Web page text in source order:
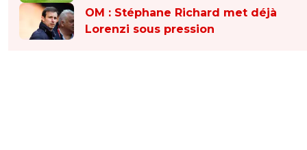
OM : Stéphane Richard met déjà
Lorenzi sous pression